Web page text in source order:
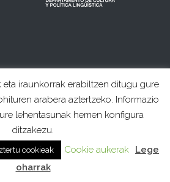
eta iraunkorrak erabiltzen ditugu gure
arabera aztertzeko. Informazio
lehentasunak hemen konfigura
ditzakezu.
cookieak Cookie aukerak
Lege
oharrak